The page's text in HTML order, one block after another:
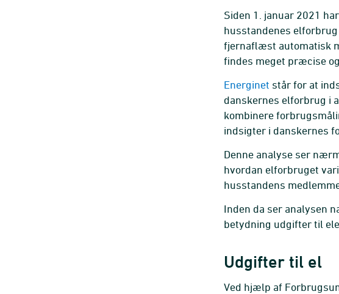
Siden 1. januar 2021
husstandenes
fjernaflæst automatisk
findes meget præcise
Energinet står for at
danskernes elforbrug i
kombinere
indsigter i danskernes
Denne analyse ser
hvordan elforbruget
husstandens
Inden da ser analysen
betydning udgifter til
Udgifter til el
Ved hjælp af